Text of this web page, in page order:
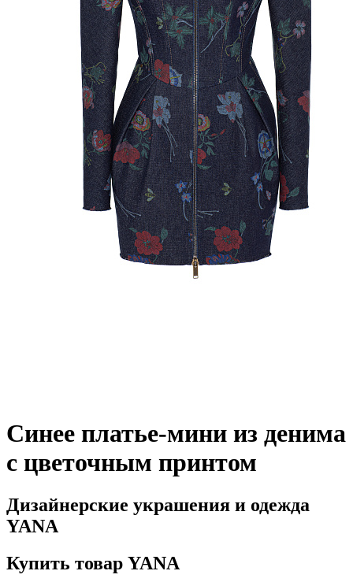
Синее платье-мини из денима
с цветочным принтом
Дизайнерские украшения и одежда
YANA
Купить товар YANA